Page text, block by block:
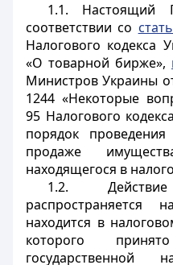
1.1. Настоящий
соответствии со
Налогового кодекса
«О товарной бирже»,
Министров Украины
1244 «Некоторые
95 Налогового
порядок
продаже
находящегося в
1.2.
распространяется
находится в
которого